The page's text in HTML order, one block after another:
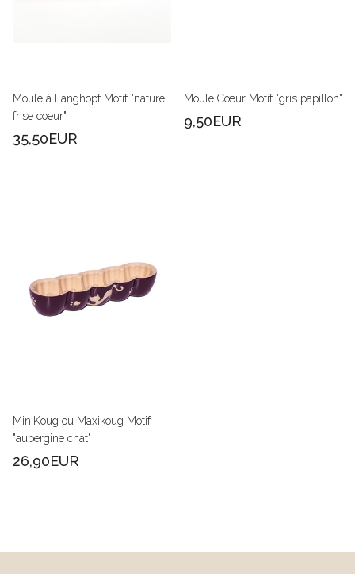
Moule à Langhopf Motif "nature
frise coeur"
35,50EUR
Moule Cœur Motif "gris papillon"
9,50EUR
MiniKoug ou Maxikoug Motif
"aubergine chat"
26,90EUR